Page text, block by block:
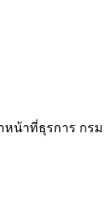
หน้าที่ธุรการ กรม